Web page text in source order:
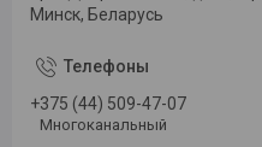
Минск, Беларусь
+375 (44) 509-47-07
Многоканальный